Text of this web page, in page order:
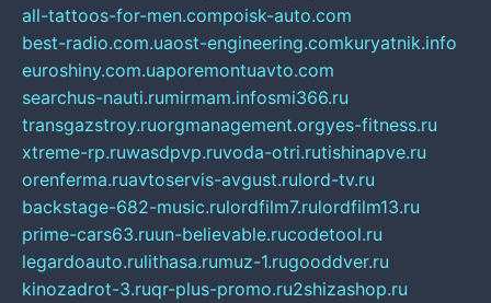
all-tattoos-for-men.compoisk-auto.com
best-radio.com.uaost-engineering.comkuryatnik.info
euroshiny.com.uaporemontuavto.com
searchus-nauti.rumirmam.infosmi366.ru
transgazstroy.ruorgmanagement.orgyes-fitness.ru
xtreme-rp.ruwasdpvp.ruvoda-otri.rutishinapve.ru
orenferma.ruavtoservis-avgust.rulord-tv.ru
backstage-682-music.rulordfilm7.rulordfilm13.ru
prime-cars63.ruun-believable.rucodetool.ru
legardoauto.rulithasa.rumuz-1.rugooddver.ru
kinozadrot-3.ruqr-plus-promo.ru2shizashop.ru